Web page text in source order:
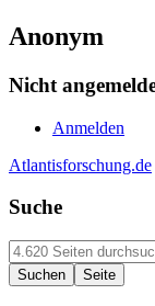
Anonym
Nicht
Anmelden
Atlantisforschung.de
Suche